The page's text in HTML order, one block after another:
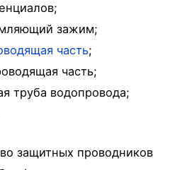
зажим;
часть;
часть;
труба водопровода;
защитных проводников